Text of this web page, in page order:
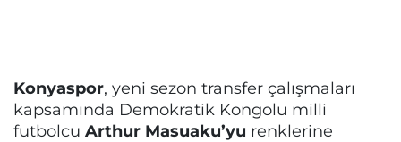
Konyaspor, yeni sezon transfer çalışmaları
kapsamında Demokratik Kongolu milli
futbolcu Arthur Masuaku’yu renklerine